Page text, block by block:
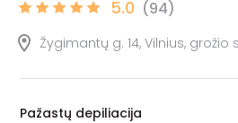
5.0 (94)
Žygimantų g. 14, Vilnius,
Pažastų depiliacija